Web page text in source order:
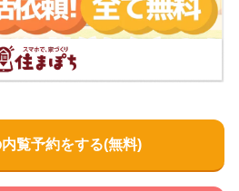
志川町丸栖５−４ マップで見る
ン病院
志川町丸栖１４２３−３
覧予約をする(無料)